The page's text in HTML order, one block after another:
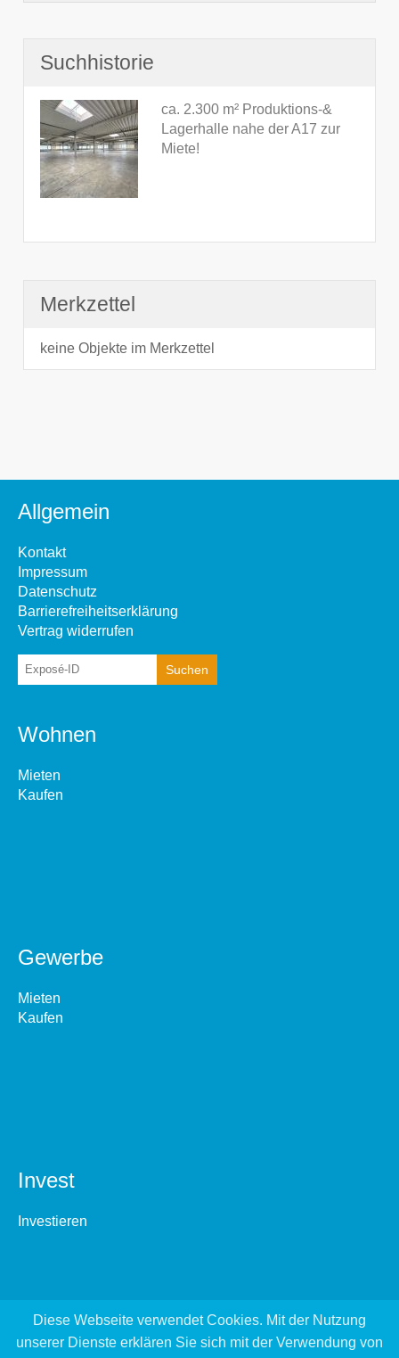
Suchhistorie
ca. 2.300 m² Produktions-&
Lagerhalle nahe der A17 zur
Miete!
Merkzettel
keine Objekte im Merkzettel
Allgemein
Kontakt
Impressum
Datenschutz
Barrierefreiheitserklärung
Vertrag widerrufen
Wohnen
Mieten
Kaufen
Gewerbe
Mieten
Kaufen
Invest
Investieren
Diese Webseite verwendet Cookies. Mit der Nutzung
unserer Dienste erklären Sie sich mit der Verwendung von